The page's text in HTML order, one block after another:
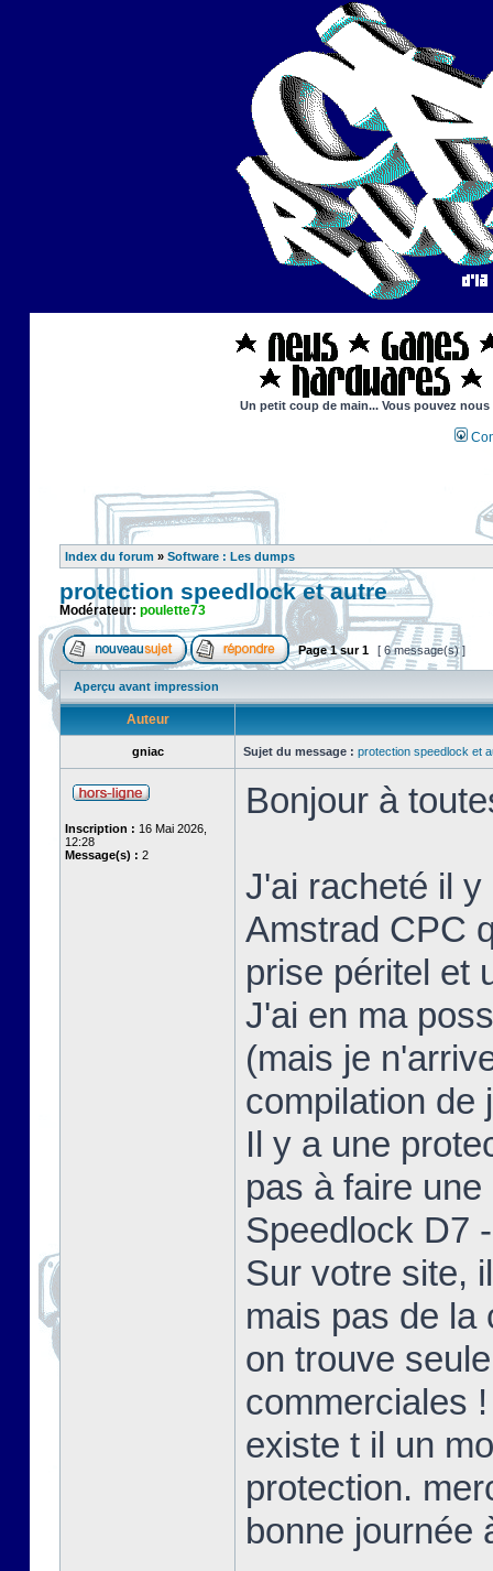
Un petit coup de main... Vous pouvez
Index du forum » Software : Les dumps
protection speedlock et autre
Modérateur: poulette73
Page1sur1 [ 6 message(s) ]
Aperçu avant impression
Auteur
gniac Sujet du message : protection speedlock et
Inscription : 16 Mai 2026,
12:28
Message(s) : 2
Bonjour à
J'ai racheté il
Amstrad CPC
prise péritel et
J'ai en ma
(mais je
compilation de
Il y a une
pas à faire
Speedlock D7
Sur votre site,
mais pas de la
on trouve
commerciales !
existe t il un
protection.
bonne journée